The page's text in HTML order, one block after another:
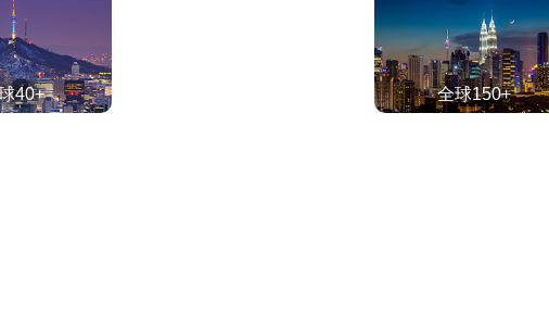
40+ 全球150+